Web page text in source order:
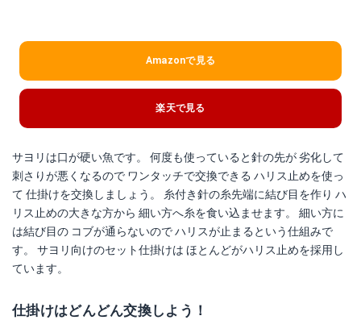
Amazonで見る
楽天で見る
サヨリは口が硬い魚です。 何度も使っていると針の先が 劣化して
刺さりが悪くなるので ワンタッチで交換できる ハリス止めを使っ
て 仕掛けを交換しましょう。 糸付き針の糸先端に結び目を作り ハ
リス止めの大きな方から 細い方へ糸を食い込ませます。 細い方に
は結び目の コブが通らないので ハリスが止まるという仕組みで
す。 サヨリ向けのセット仕掛けは ほとんどがハリス止めを採用し
ています。
仕掛けはどんどん交換しよう！